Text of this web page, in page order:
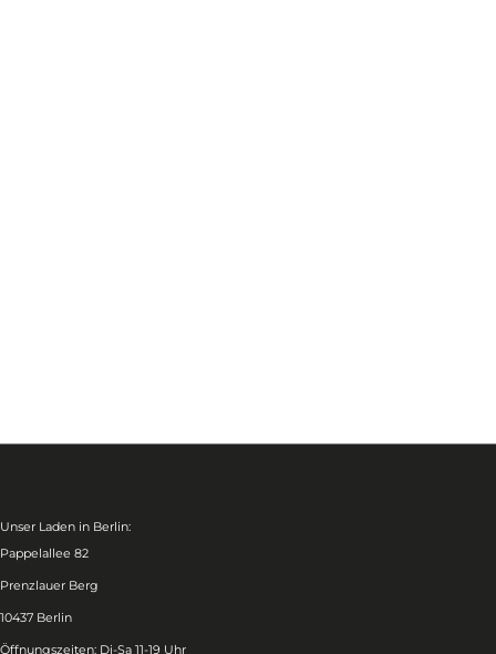
Unser Laden in Berlin:
Pappelallee 82
Prenzlauer Berg
10437 Berlin
Öffnungszeiten: Di-Sa 11-19 Uhr